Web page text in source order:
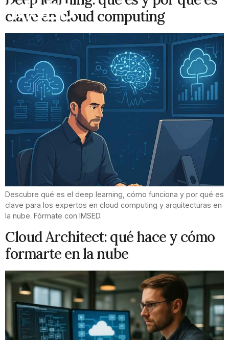
clave en cloud computing
Descubre qué es el deep learning, cómo funciona y por qué es
clave para los expertos en cloud computing y arquitecturas en
la nube. Fórmate con IMSED.
Cloud Architect: qué hace y cómo
formarte en la nube